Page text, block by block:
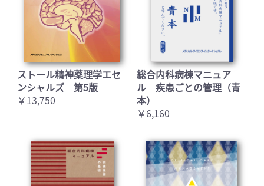
ストール精神薬理学エセ
ンシャルズ 第5版
￥13,750
総合内科病棟マニュア
ル 疾患ごとの管理（青
本）
￥6,160